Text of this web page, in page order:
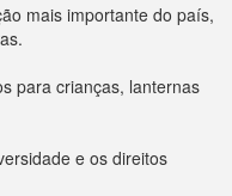
mais importante do país,
para crianças, lanternas
e os direitos